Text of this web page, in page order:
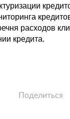
расходов
кредита.
Поделиться